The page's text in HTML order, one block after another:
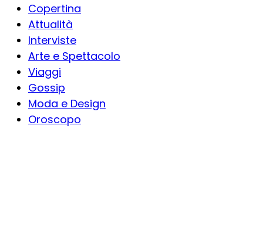
Copertina
Attualità
Interviste
Arte e Spettacolo
Viaggi
Gossip
Moda e Design
Oroscopo